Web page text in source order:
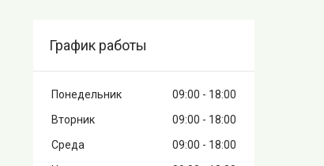
График работы
Понедельник 09:00
18:00
Вторник
09:00
18:00
Среда
09:00
18:00